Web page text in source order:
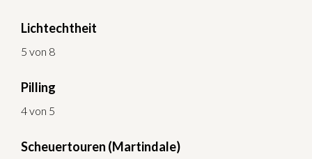
Lichtechtheit
5 von 8
Pilling
4 von 5
Scheuertouren (Martindale)